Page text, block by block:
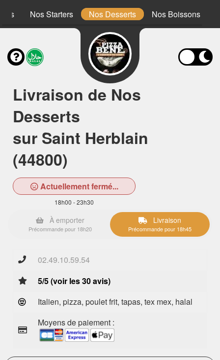
Nos Starters Nos Desserts Nos Boissons
Livraison de Nos
Desserts
sur Saint Herblain
(44800)
Actuellement fermé...
18h00 - 23h30
À emporter
Précommande pour 18h20
Livraison
Précommande pour 18h45
02.49.10.59.54
5/5 (voir les 30 avis)
Italien, pizza, poulet frit, tapas, tex mex, halal
Moyens de paiement :